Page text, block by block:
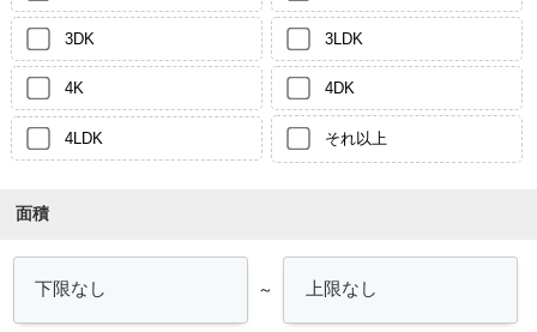
3DK 3LDK
4K 4DK
4LDK それ以上
面積
～